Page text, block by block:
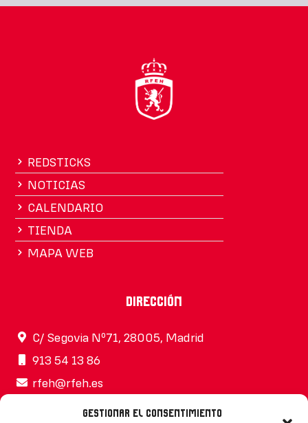
Gestionar el consentimiento
REDSTICKS
NOTICIAS
CALENDARIO
TIENDA
MAPA WEB
Dirección
C/ Segovia Nº71, 28005, Madrid
913 54 13 86
rfeh@rfeh.es